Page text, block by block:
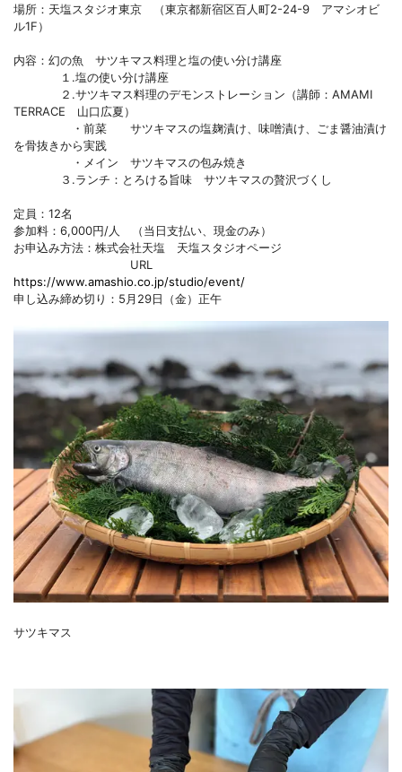
場所：天塩スタジオ東京 （東京都新宿区百人町2-24-9 アマシオビ
ル1F）
内容：幻の魚 サツキマス料理と塩の使い分け講座
１.塩の使い分け講座
２.サツキマス料理のデモンストレーション（講師：AMAMI
TERRACE 山口広夏）
・前菜 サツキマスの塩麹漬け、味噌漬け、ごま醤油漬け
を骨抜きから実践
・メイン サツキマスの包み焼き
３.ランチ：とろける旨味 サツキマスの贅沢づくし
定員：12名
参加料：6,000円/人 （当日支払い、現金のみ）
お申込み方法：株式会社天塩 天塩スタジオページ
URL
https://www.amashio.co.jp/studio/event/
申し込み締め切り：5月29日（金）正午
サツキマス